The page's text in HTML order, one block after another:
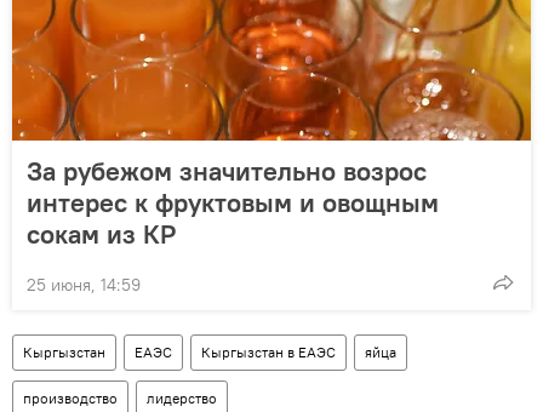
За рубежом значительно возрос
интерес к фруктовым и овощным
сокам из КР
25 июня, 14:59
Кыргызстан ЕАЭС Кыргызстан в ЕАЭС яйца
производство лидерство